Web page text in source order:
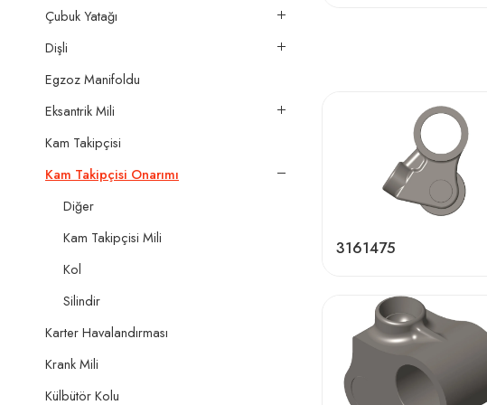
3161475
Çubuk Yatağı
Dişli
Egzoz Manifoldu
Eksantrik Mili
Kam Takipçisi
Kam Takipçisi Onarımı
Diğer
Kam Takipçisi Mili
Kol
Silindir
Karter Havalandırması
Krank Mili
Külbütör Kolu